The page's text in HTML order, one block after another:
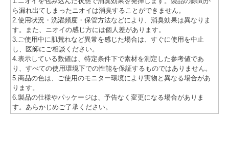
ら漏れ出てしまったニオイは消臭することができません。
2.使用状況・洗濯頻度・保管方法などにより、消臭効果は異なりま
す。また、ニオイの感じ方には個人差があります。
3.ご使用中に肌荒れなど異常を感じた場合は、すぐに使用を中止
し、医師にご相談ください。
4.表示している数値は、特定条件下で素材を測定した参考値であ
り、すべての使用環境下での性能を保証するものではありません。
5.商品の色は、ご使用のモニター環境により実物と異なる場合があ
ります。
6.製品の仕様やパッケージは、予告なく変更になる場合がありま
す。あらかじめご了承ください。